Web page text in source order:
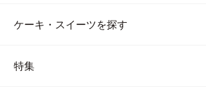
ケーキ・スイーツを探す
特集